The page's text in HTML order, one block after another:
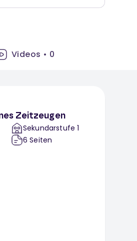
Videos • 0
Zeitzeugen
Sekundarstufe 1
6 Seiten